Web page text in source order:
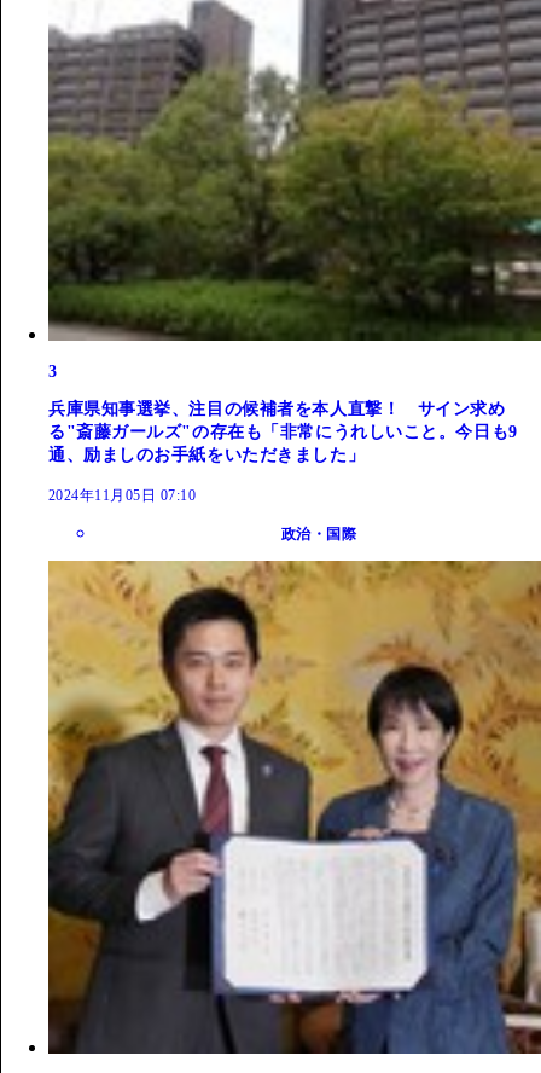
3
兵庫県知事選挙、注目の候補者を本人直撃！ サイン求め
る"斎藤ガールズ"の存在も「非常にうれしいこと。今日も9
通、励ましのお手紙をいただきました」
2024年11月05日 07:10
政治・国際